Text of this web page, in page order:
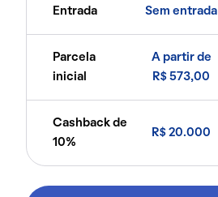
Entrada Sem entrada
Parcela
inicial
A partir de
R$ 573,00
Cashback de
10%
R$ 20.000